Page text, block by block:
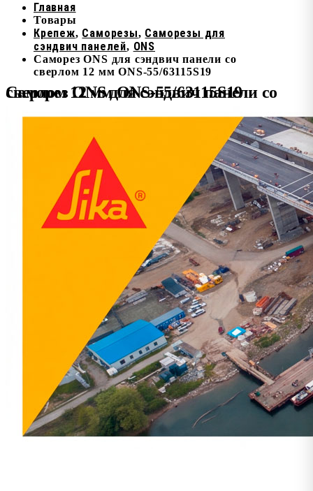
Главная
Товары
Крепеж, Саморезы, Саморезы для
сэндвич панелей, ONS
Саморез ONS для сэндвич панели со
сверлом 12 мм ONS-55/63115S19
Саморез ONS для сэндвич панели со сверлом 12 мм ONS-55/63115S19